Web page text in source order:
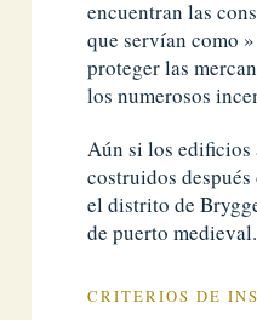
encuentran las
que servían como
proteger las
los numerosos
Aún si los edificios
costruidos
el distrito de
de puerto medieval.
CRITERIOS DE